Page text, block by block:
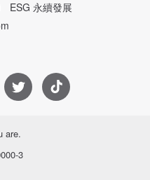
ESG 永續發展
are.
3